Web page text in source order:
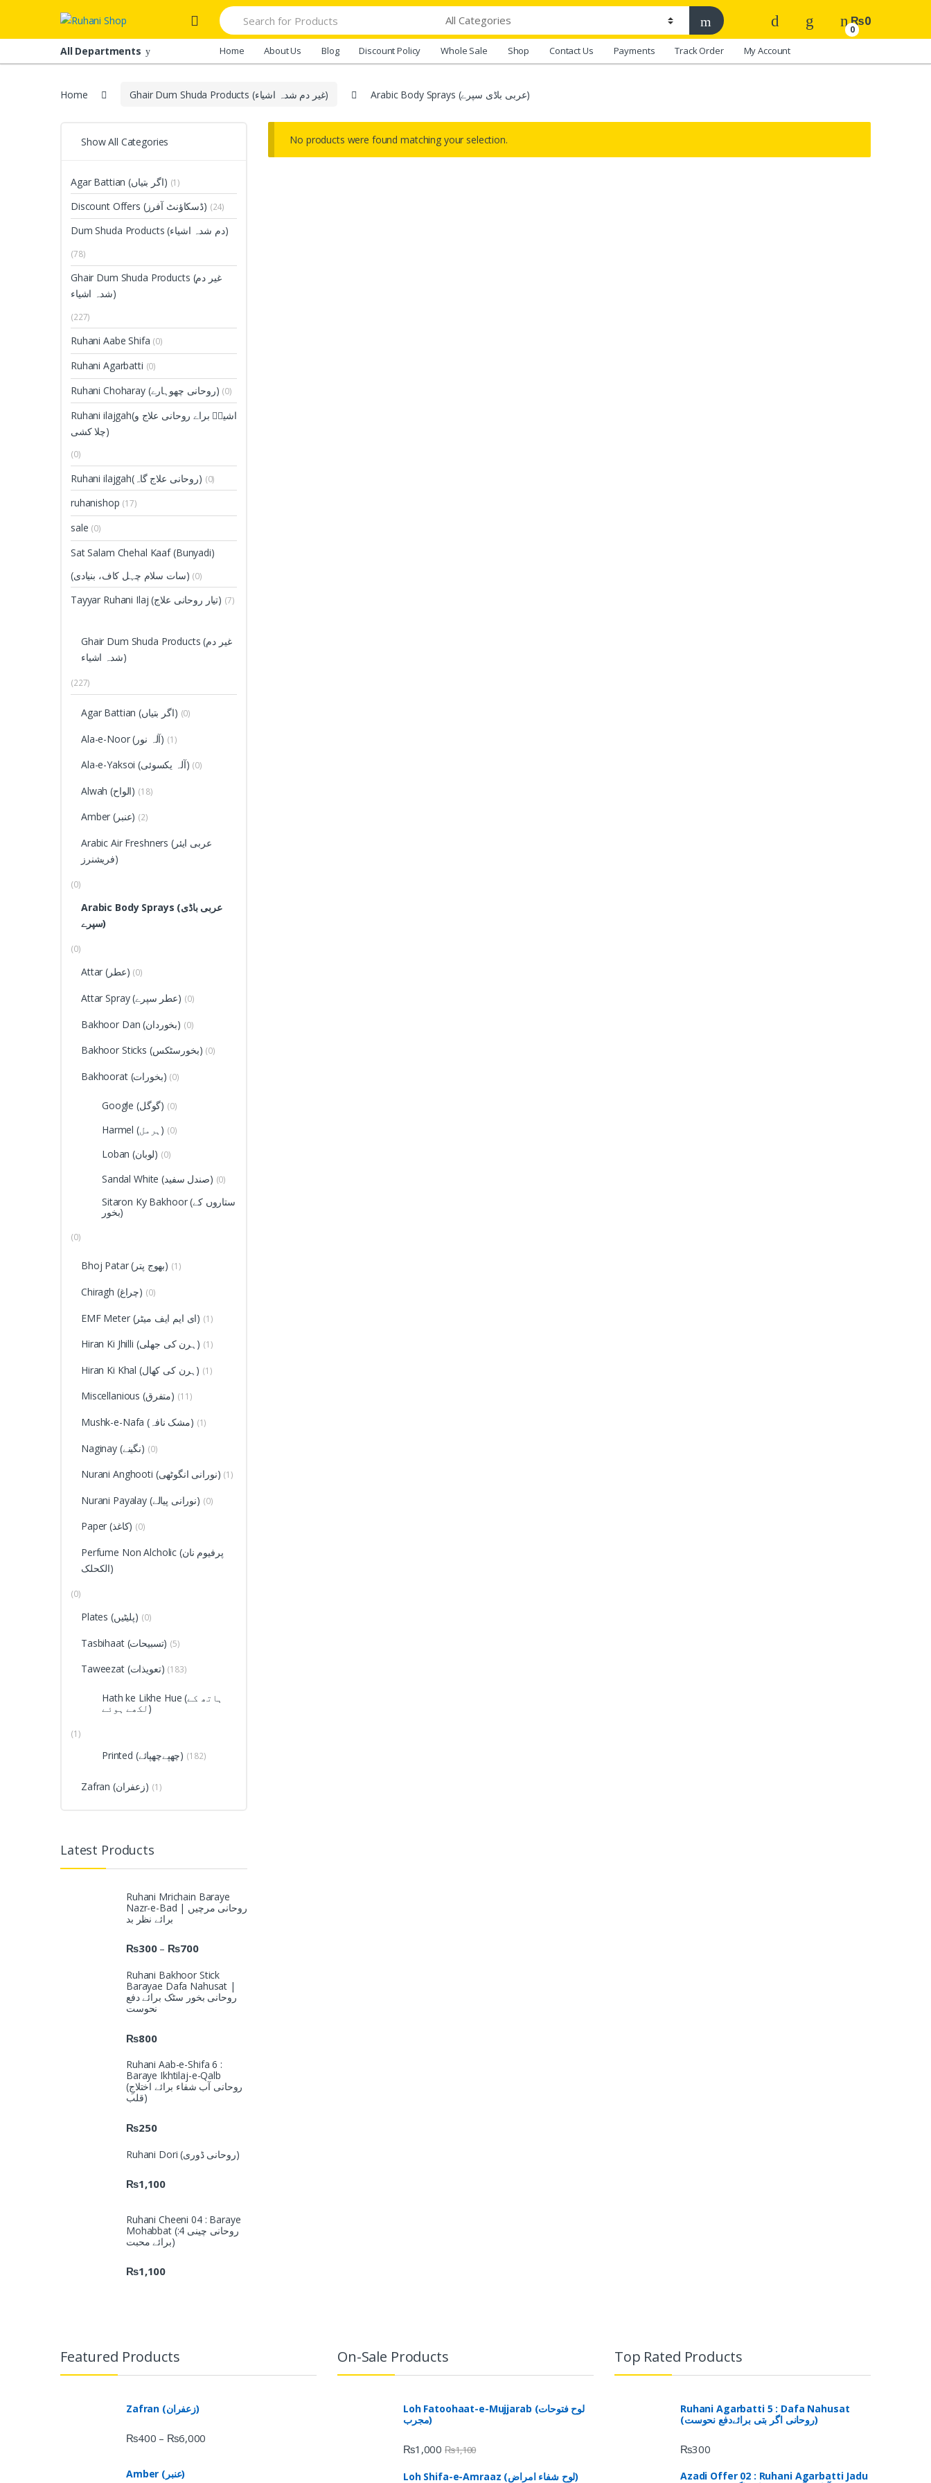
navigation
content
Search
for:
0
₨0
All Departments Home About Us Blog Discount Policy Whole Sale Shop Contact Us Payments Track Order My Account
Home Ghair Dum Shuda Products (غیر دم شدہ اشیاء) Arabic Body Sprays (عربی باڈی سپرے)
No products were found matching your selection.
Show All Categories
Agar Battian (اگر بتیاں) (1)
Discount Offers (ڈسکاؤنٹ آفرز) (24)
Dum Shuda Products (دم شدہ اشیاء)
(78)
Ghair Dum Shuda Products (غیر دم
شدہ اشیاء)
(227)
Ruhani Aabe Shifa (0)
Ruhani Agarbatti (0)
Ruhani Choharay (روحانی چھوہارے) (0)
Ruhani ilajgah(اشیاؑ براے روحانی علاج و
چلا کشی)
(0)
Ruhani ilajgah(روحانی علاج گاہ) (0)
ruhanishop (17)
sale (0)
Sat Salam Chehal Kaaf (Bunyadi)
(سات سلام چہل کاف، بنیادی) (0)
Tayyar Ruhani Ilaj (تیار روحانی علاج) (7)
Ghair Dum Shuda Products (غیر دم
شدہ اشیاء)
(227)
Agar Battian (اگر بتیاں) (0)
Ala-e-Noor (آلہ نور) (1)
Ala-e-Yaksoi (آلہ یکسوئی) (0)
Alwah (الواح) (18)
Amber (عنبر) (2)
Arabic Air Freshners (عربی ایئر
فریشنرز)
(0)
Arabic Body Sprays (عربی باڈی
سپرے)
(0)
Attar (عطر) (0)
Attar Spray (عطر سپرے) (0)
Bakhoor Dan (بخوردان) (0)
Bakhoor Sticks (بخورسٹکس) (0)
Bakhoorat (بخورات) (0)
Google (گوگل) (0)
Harmel (ہرمل) (0)
Loban (لوبان) (0)
Sandal White (صندل سفید) (0)
Sitaron Ky Bakhoor (ستاروں کے
بخور)
(0)
Bhoj Patar (بھوج پتر) (1)
Chiragh (چراغ) (0)
EMF Meter (ای ایم ایف میٹر) (1)
Hiran Ki Jhilli (ہرن کی جھلی) (1)
Hiran Ki Khal (ہرن کی کھال) (1)
Miscellanious (متفرق) (11)
Mushk-e-Nafa (مشک نافہ) (1)
Naginay (نگینے) (0)
Nurani Anghooti (نورانی انگوٹھی) (1)
Nurani Payalay (نورانی پیالے) (0)
Paper (کاغذ) (0)
Perfume Non Alcholic (پرفیوم نان
الکحلک)
(0)
Plates (پلیٹیں) (0)
Tasbihaat (تسبیحات) (5)
Taweezat (تعویذات) (183)
Hath ke Likhe Hue (ہاتھ کے
لکھے ہوئے)
(1)
Printed (چھپےچھپائے) (182)
Zafran (زعفران) (1)
Latest Products
Ruhani Mrichain Baraye
Nazr-e-Bad | روحانی مرچیں
برائے نظر بد
₨300– ₨700
Ruhani Bakhoor Stick
Barayae Dafa Nahusat |
روحانی بخور سٹک برائے دفع
نحوست
₨800
Ruhani Aab-e-Shifa 6 :
Baraye Ikhtilaj-e-Qalb
(روحانی آب شفاء برائے اختلاجِ
قلب)
₨250
Ruhani Dori (روحانی ڈوری)
₨1,100
Ruhani Cheeni 04 : Baraye
Mohabbat (روحانی چینی 4:
برائے محبت)
₨1,100
Featured Products
Zafran (زعفران)
₨400 – ₨6,000
Amber (عنبر)
On-Sale Products
Loh Fatoohaat-e-Mujjarab (لوح فتوحات
مجرب)
₨1,000 ₨1,100
Loh Shifa-e-Amraaz (لوح شفاء امراض)
Top Rated Products
Ruhani Agarbatti 5 : Dafa Nahusat
(روحانی اگر بتی برائےدفع نحوست)
₨300
Azadi Offer 02 : Ruhani Agarbatti Jadu